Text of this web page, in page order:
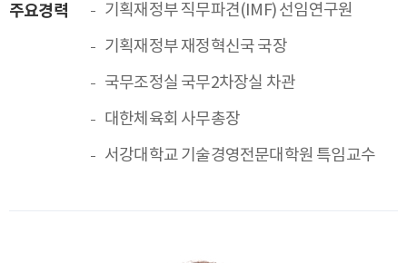
주요경력
기획재정부 직무파견(IMF) 선임연구원
기획재정부 재정혁신국 국장
국무조정실 국무2차장실 차관
대한체육회 사무총장
서강대학교 기술경영전문대학원 특임교수